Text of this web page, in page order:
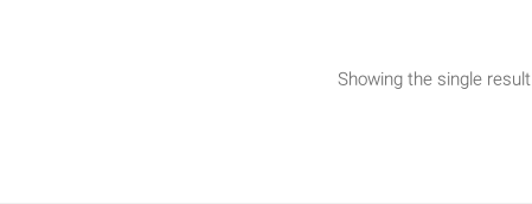
Showing the single result